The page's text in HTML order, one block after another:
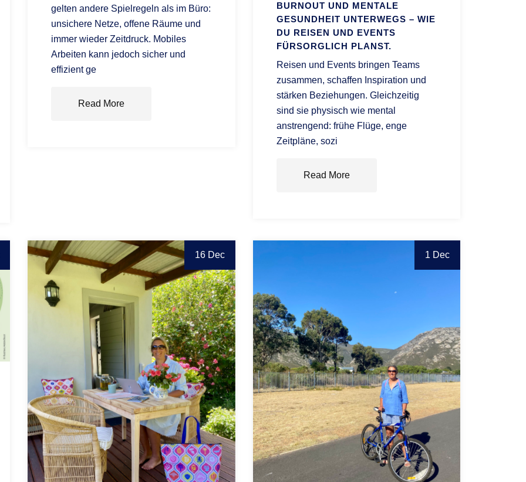
gelten andere Spielregeln als im Büro:
unsichere Netze, offene Räume und
immer wieder Zeitdruck. Mobiles
Arbeiten kann jedoch sicher und
effizient ge
Read More
BURNOUT UND MENTALE
GESUNDHEIT UNTERWEGS – WIE
DU REISEN UND EVENTS
FÜRSORGLICH PLANST.
Reisen und Events bringen Teams
zusammen, schaffen Inspiration und
stärken Beziehungen. Gleichzeitig
sind sie physisch wie mental
anstrengend: frühe Flüge, enge
Zeitpläne, sozi
Read More
16 Dec 1 Dec